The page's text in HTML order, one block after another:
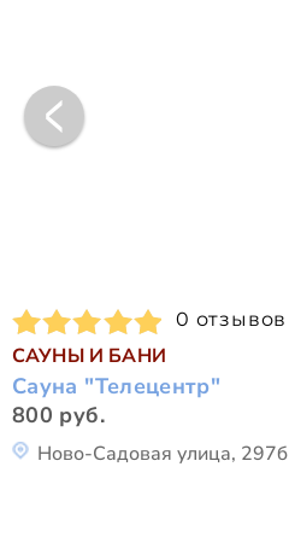
0 отзывов
САУНЫ И БАНИ
Сауна "Телецентр"
800 руб.
Ново-Садовая улица, 297б